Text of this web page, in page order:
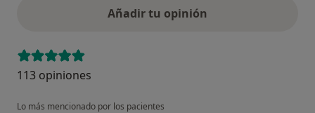
Añadir tu opinión
113 opiniones
Lo más mencionado por los pacientes